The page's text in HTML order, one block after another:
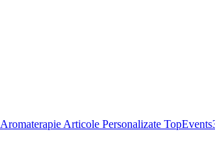
Aromaterapie Articole Personalizate